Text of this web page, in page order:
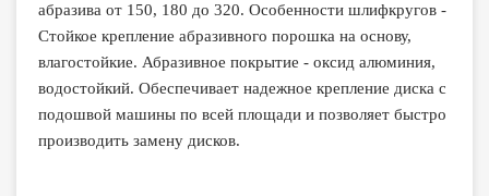
абразива от 150, 180 до 320. Особенности шлифкругов -
Стойкое крепление абразивного порошка на основу,
влагостойкие. Абразивное покрытие - оксид алюминия,
водостойкий. Обеспечивает надежное крепление диска с
подошвой машины по всей площади и позволяет быстро
производить замену дисков.